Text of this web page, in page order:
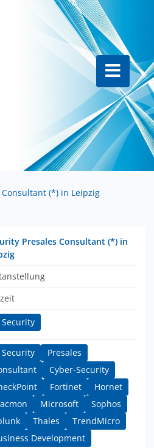
(*) in Leipzig
Presales Consultant (*) in
Security
Security
Presales
Cyber-Security
Fortinet
Hornet
Microsoft
Sophos
Thales
TrendMicro
Development